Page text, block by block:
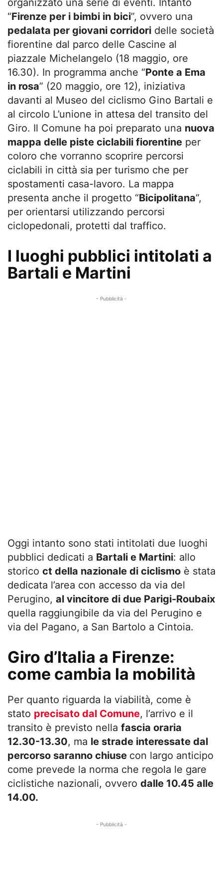
“Firenze per i bimbi in bici”, ovvero una
pedalata per giovani corridori delle società
fiorentine dal parco delle Cascine al
piazzale Michelangelo (18 maggio, ore
16.30). In programma anche “Ponte a Ema
in rosa” (20 maggio, ore 12), iniziativa
davanti al Museo del ciclismo Gino Bartali e
al circolo L’unione in attesa del transito del
Giro. Il Comune ha poi preparato una nuova
mappa delle piste ciclabili fiorentine per
coloro che vorranno scoprire percorsi
ciclabili in città sia per turismo che per
spostamenti casa-lavoro. La mappa
presenta anche il progetto “Bicipolitana“,
per orientarsi utilizzando percorsi
ciclopedonali, protetti dal traffico.
I luoghi pubblici intitolati a
Bartali e Martini
- Pubblicità -
Oggi intanto sono stati intitolati due luoghi
pubblici dedicati a Bartali e Martini: allo
storico ct della nazionale di ciclismo è stata
dedicata l’area con accesso da via del
Perugino, al vincitore di due Parigi-Roubaix
quella raggiungibile da via del Perugino e
via del Pagano, a San Bartolo a Cintoia.
Giro d’Italia a Firenze:
come cambia la mobilità
Per quanto riguarda la viabilità, come è
stato precisato dal Comune, l’arrivo e il
transito è previsto nella fascia oraria
12.30-13.30, ma le strade interessate dal
percorso saranno chiuse con largo anticipo
come prevede la norma che regola le gare
ciclistiche nazionali, ovvero dalle 10.45 alle
14.00.
- Pubblicità -